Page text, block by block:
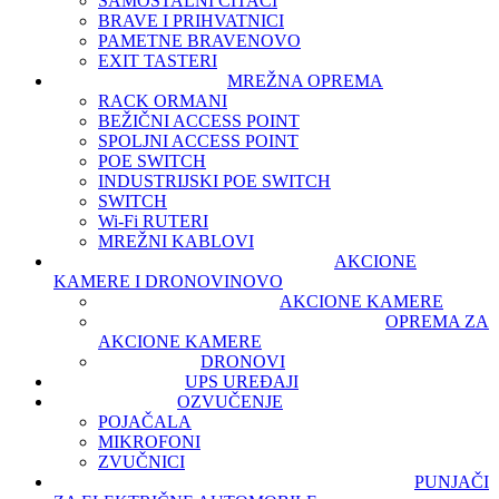
BRAVE I PRIHVATNICI
PAMETNE BRAVENOVO
EXIT TASTERI
MREŽNA OPREMA
RACK ORMANI
BEŽIČNI ACCESS POINT
SPOLJNI ACCESS POINT
POE SWITCH
INDUSTRIJSKI POE SWITCH
SWITCH
Wi-Fi RUTERI
MREŽNI KABLOVI
AKCIONE
KAMERE I DRONOVINOVO
AKCIONE KAMERE
OPREMA ZA
AKCIONE KAMERE
DRONOVI
UPS UREĐAJI
OZVUČENJE
POJAČALA
MIKROFONI
ZVUČNICI
PUNJAČI